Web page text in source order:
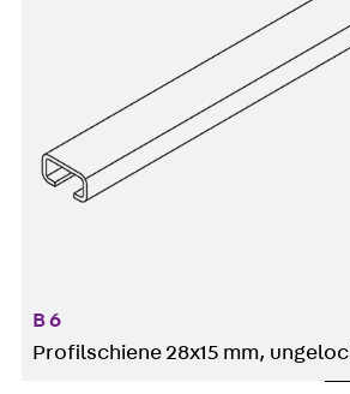
B 6
Profilschiene 28x15 mm,